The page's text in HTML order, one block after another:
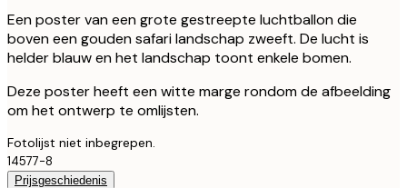
Een poster van een grote gestreepte luchtballon die
boven een gouden safari landschap zweeft. De lucht is
helder blauw en het landschap toont enkele bomen.
Deze poster heeft een witte marge rondom de afbeelding
om het ontwerp te omlijsten.
Fotolijst niet inbegrepen.
14577-8
Prijsgeschiedenis